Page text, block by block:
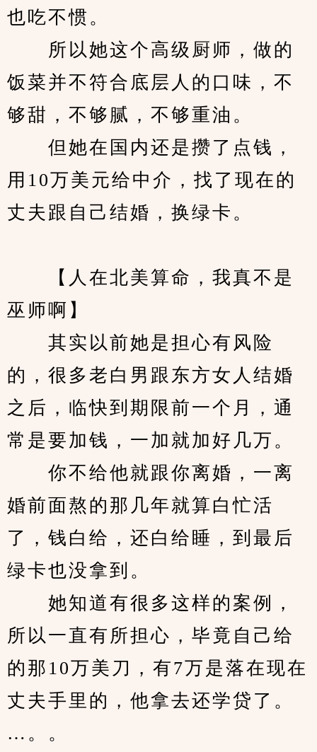
也吃不惯。
所以她这个高级厨师，做的
饭菜并不符合底层人的口味，不
够甜，不够腻，不够重油。
但她在国内还是攒了点钱，
用10万美元给中介，找了现在的
丈夫跟自己结婚，换绿卡。
【人在北美算命，我真不是
巫师啊】
其实以前她是担心有风险
的，很多老白男跟东方女人结婚
之后，临快到期限前一个月，通
常是要加钱，一加就加好几万。
你不给他就跟你离婚，一离
婚前面熬的那几年就算白忙活
了，钱白给，还白给睡，到最后
绿卡也没拿到。
她知道有很多这样的案例，
所以一直有所担心，毕竟自己给
的那10万美刀，有7万是落在现在
丈夫手里的，他拿去还学贷了。
…。。